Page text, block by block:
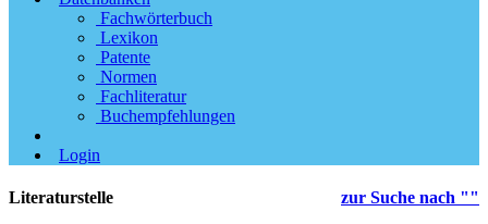
Fachwörterbuch
Lexikon
Patente
Normen
Fachliteratur
Buchempfehlungen
Login
Literaturstelle zur Suche nach ""